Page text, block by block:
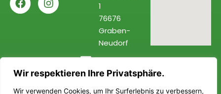
Wir respektieren Ihre Privatsphäre.
Wir verwenden Cookies, um Ihr Surferlebnis zu verbessern,
1
76676
Graben-
Neudorf
graben.de